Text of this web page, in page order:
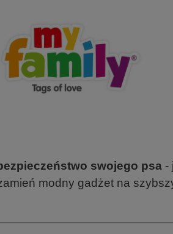
swojego psa -
modny gadżet na